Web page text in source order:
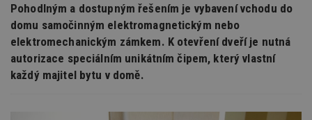
Pohodlným a dostupným řešením je vybavení vchodu do
domu samočinným elektromagnetickým nebo
elektromechanickým zámkem. K otevření dveří je nutná
autorizace speciálním unikátním čipem, který vlastní
každý majitel bytu v domě.